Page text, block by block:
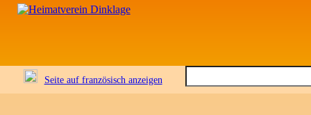
Seite auf französisch anzeigen